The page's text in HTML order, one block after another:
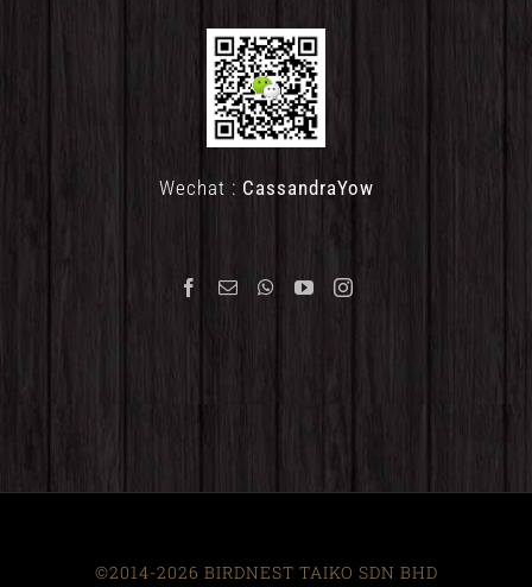
Wechat : CassandraYow
©2014-2026 BIRDNEST TAIKO SDN BHD